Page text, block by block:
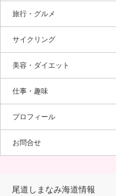
旅行・グルメ
サイクリング
美容・ダイエット
仕事・趣味
プロフィール
お問合せ
尾道しまなみ海道情報